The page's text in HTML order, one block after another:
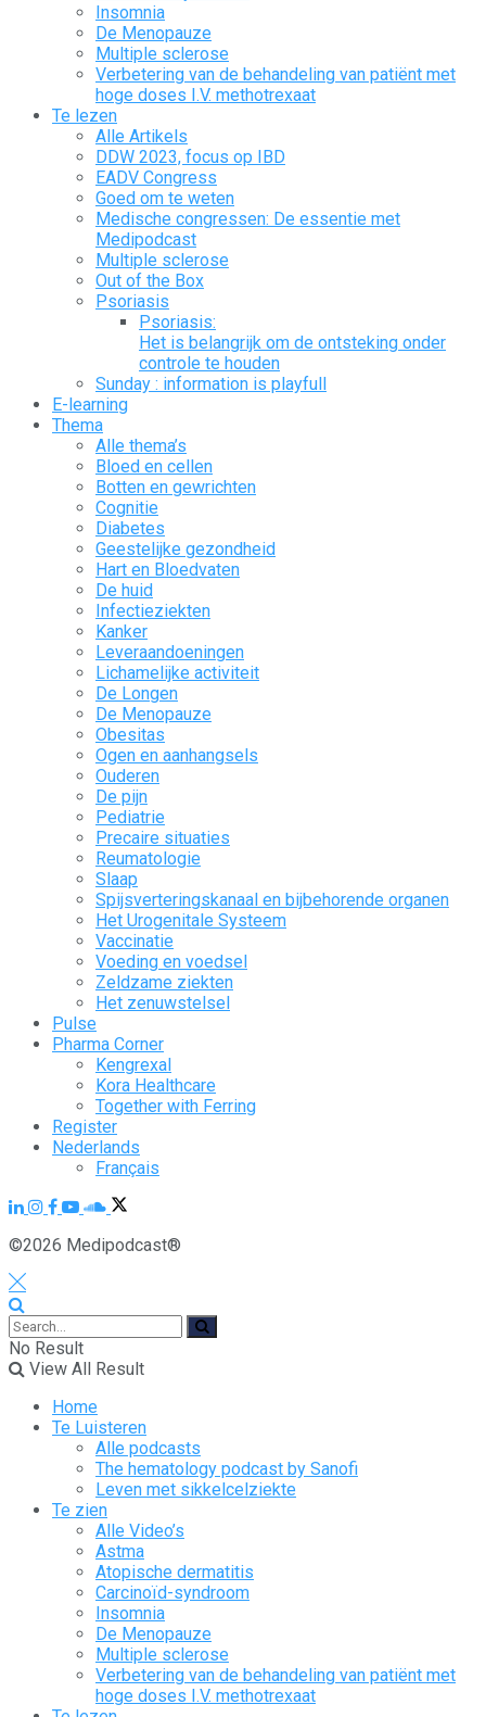
Insomnia
De Menopauze
Multiple sclerose
Verbetering van de behandeling van patiënt met
hoge doses I.V. methotrexaat
Te lezen
Alle Artikels
DDW 2023, focus op IBD
EADV Congress
Goed om te weten
Medische congressen: De essentie met
Medipodcast
Multiple sclerose
Out of the Box
Psoriasis
Psoriasis:
Het is belangrijk om de ontsteking onder
controle te houden
Sunday : information is playfull
E-learning
Thema
Alle thema’s
Bloed en cellen
Botten en gewrichten
Cognitie
Diabetes
Geestelijke gezondheid
Hart en Bloedvaten
De huid
Infectieziekten
Kanker
Leveraandoeningen
Lichamelijke activiteit
De Longen
De Menopauze
Obesitas
Ogen en aanhangsels
Ouderen
De pijn
Pediatrie
Precaire situaties
Reumatologie
Slaap
Spijsverteringskanaal en bijbehorende organen
Het Urogenitale Systeem
Vaccinatie
Voeding en voedsel
Zeldzame ziekten
Het zenuwstelsel
Pulse
Pharma Corner
Kengrexal
Kora Healthcare
Together with Ferring
Register
Nederlands
Français
©2026 Medipodcast®
No Result
View All Result
Home
Te Luisteren
Alle podcasts
The hematology podcast by Sanofi
Leven met sikkelcelziekte
Te zien
Alle Video’s
Astma
Atopische dermatitis
Carcinoïd-syndroom
Insomnia
De Menopauze
Multiple sclerose
Verbetering van de behandeling van patiënt met
hoge doses I.V. methotrexaat